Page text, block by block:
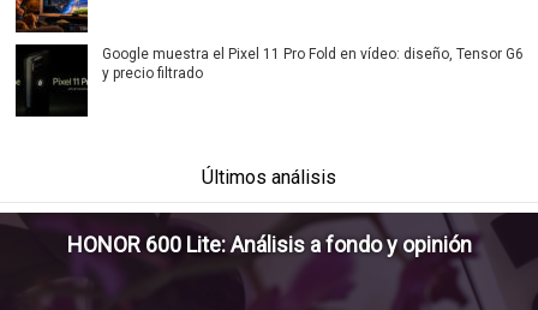
Google muestra el Pixel 11 Pro Fold en vídeo: diseño, Tensor G6
y precio filtrado
Últimos análisis
HONOR 600 Lite: Análisis a fondo y opinión